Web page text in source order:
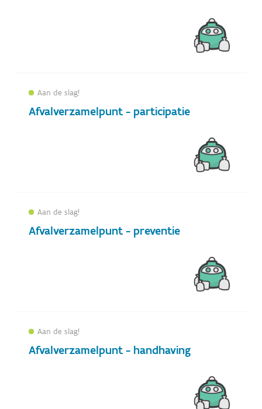
Afvalverzamelpunt - participatie
Aan de slag!
Afvalverzamelpunt - preventie
Aan de slag!
Afvalverzamelpunt - handhaving
Aan de slag!